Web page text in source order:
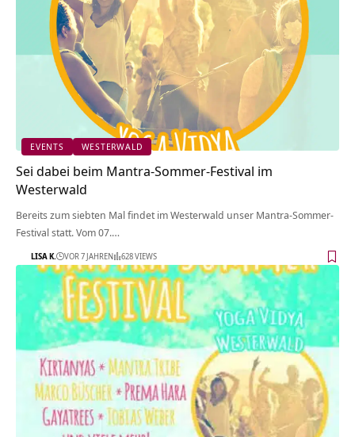
EVENTS WESTERWALD
Sei dabei beim Mantra-Sommer-Festival im
Westerwald
Bereits zum siebten Mal findet im Westerwald unser Mantra-Sommer-
Festival statt. Vom 07.…
LISA K. VOR 7 JAHREN 628 VIEWS